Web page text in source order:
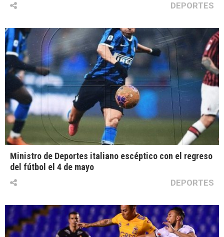
DEPORTES
Ministro de Deportes italiano escéptico con el regreso
del fútbol el 4 de mayo
DEPORTES